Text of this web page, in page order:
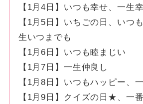
【1月4日】いつも幸せ、一生
【1月5日】いちごの日、いつ
生いつまでも
【1月6日】いつも睦まじい
【1月7日】一生仲良し
【1月8日】いつもハッピー、
【1月9日】クイズの日★、一